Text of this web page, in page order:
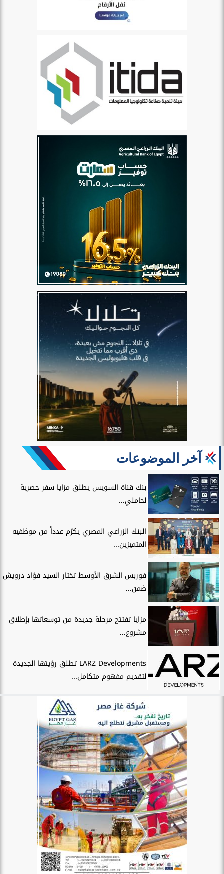
آخر الموضوعات
بنك قناة السويس يطلق مزايا سفر حصرية
لحاملي...
البنك الزراعي المصري يكرّم عدداً من موظفيه
المتميزين...
فوربس الشرق الأوسط تختار السيد فؤاد درويش
ضمن...
مزايا تفتتح مرحلة جديدة من توسعاتها بإطلاق
مشروع...
LARZ Developments تطلق رؤيتها الجديدة
لتقديم مفهوم متكامل...